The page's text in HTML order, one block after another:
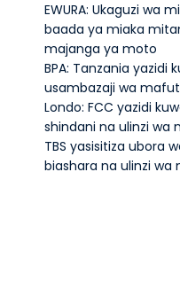
EWURA: Ukaguzi wa
baada ya miaka
majanga ya moto
BPA: Tanzania yazidi
usambazaji wa
Londo: FCC yazidi
shindani na ulinzi wa
TBS yasisitiza ubora
biashara na ulinzi wa